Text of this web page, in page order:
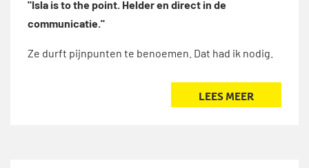
"Isla is to the point. Helder en direct in de
communicatie."
Ze durft pijnpunten te benoemen. Dat had ik nodig.
LEES MEER